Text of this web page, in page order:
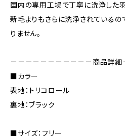
国内の専用工場で丁寧に洗浄した羽
新毛よりもさらに洗浄されているの
りません。
－－－－－－－－－－－商品詳
■カラー
表地：トリコロール
裏地：ブラック
■サイズ：フリー